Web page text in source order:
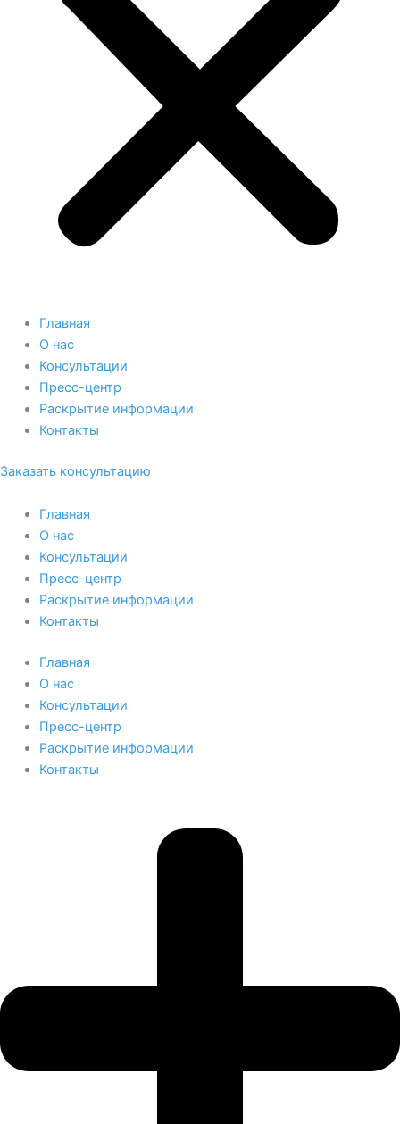
Главная
О нас
Консультации
Пресс-центр
Раскрытие информации
Контакты
Заказать консультацию
Главная
О нас
Консультации
Пресс-центр
Раскрытие информации
Контакты
Главная
О нас
Консультации
Пресс-центр
Раскрытие информации
Контакты